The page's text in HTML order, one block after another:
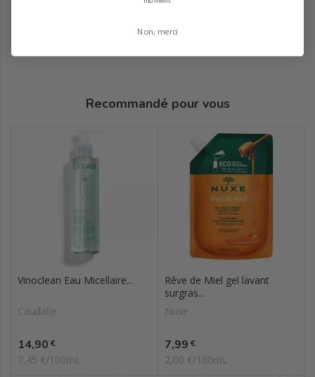
Recommandé pour vous
Vinoclean Eau Micellaire...
Caudalie
Prix
14,90 €
7,45 €/100mL
Rêve de Miel gel lavant
surgras...
Nuxe
Prix
7,99 €
2,00 €/100mL
Non, merci